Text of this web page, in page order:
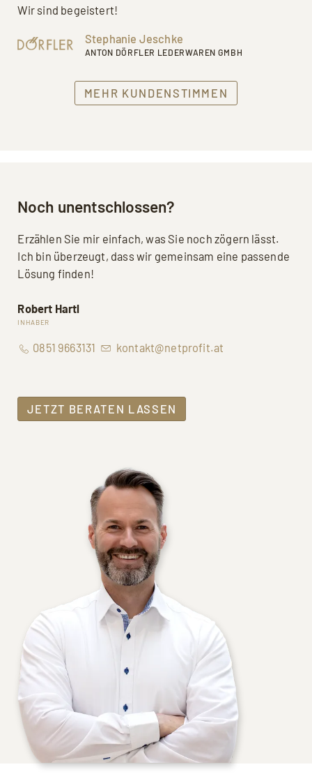
Wir sind begeistert!
Stephanie Jeschke
ANTON DÖRFLER LEDERWAREN GMBH
MEHR KUNDENSTIMMEN
Noch unentschlossen?
Erzählen Sie mir einfach, was Sie noch zögern lässt.
Ich bin überzeugt, dass wir gemeinsam eine passende
Lösung finden!
Robert Hartl
INHABER
0851 9663131 kontakt@netprofit.at
JETZT BERATEN LASSEN